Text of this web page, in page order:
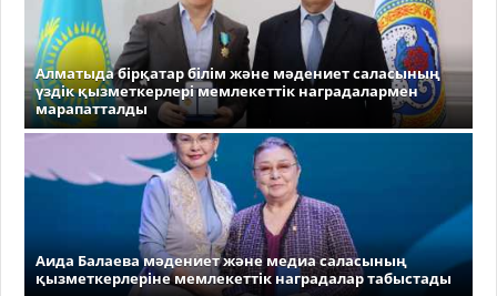
Алматыда бірқатар білім және мәдениет саласының
үздік қызметкерлері мемлекеттік наградалармен
марапатталды
Аида Балаева мәдениет және медиа саласының
қызметкерлеріне мемлекеттік наградалар табыстады